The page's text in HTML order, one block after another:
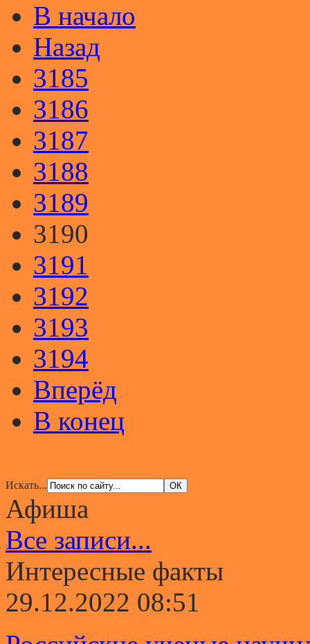
В начало
Назад
3185
3186
3187
3188
3189
3190
3191
3192
3193
3194
Вперёд
В конец
Искать...
Афиша
Все записи...
Интересные факты
29.12.2022 08:51